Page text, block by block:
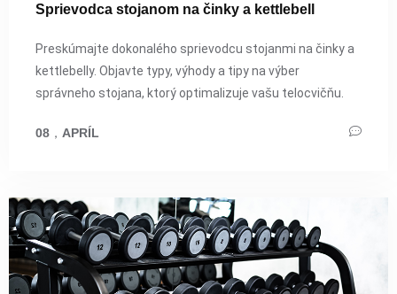
Sprievodca stojanom na činky a kettlebell
Preskúmajte dokonalého sprievodcu stojanmi na činky a
kettlebelly. Objavte typy, výhody a tipy na výber
správneho stojana, ktorý optimalizuje vašu telocvičňu.
08 ， APRÍL